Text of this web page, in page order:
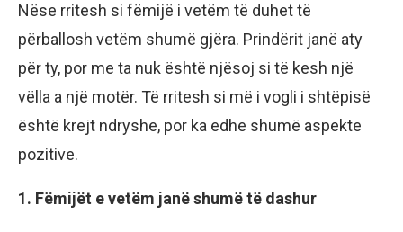
Nëse rritesh si fëmijë i vetëm të duhet të
përballosh vetëm shumë gjëra. Prindërit janë aty
për ty, por me ta nuk është njësoj si të kesh një
vëlla a një motër. Të rritesh si më i vogli i shtëpisë
është krejt ndryshe, por ka edhe shumë aspekte
pozitive.
1. Fëmijët e vetëm janë shumë të dashur